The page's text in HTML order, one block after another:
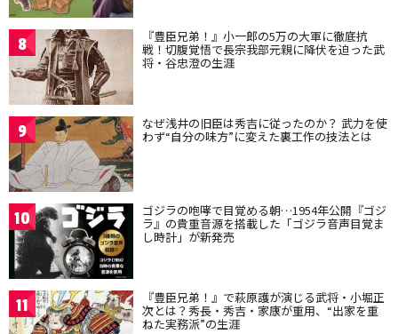
8 『豊臣兄弟！』小一郎の5万の大軍に徹底抗
戦！切腹覚悟で長宗我部元親に降伏を迫った武
将・谷忠澄の生涯
9 なぜ浅井の旧臣は秀吉に従ったのか？ 武力を使
わず“自分の味方”に変えた裏工作の技法とは
10 ゴジラの咆哮で目覚める朝…1954年公開『ゴジ
ラ』の貴重音源を搭載した「ゴジラ音声目覚ま
し時計」が新発売
11 『豊臣兄弟！』で萩原護が演じる武将・小堀正
次とは？秀長・秀吉・家康が重用、“出家を重
ねた実務派”の生涯